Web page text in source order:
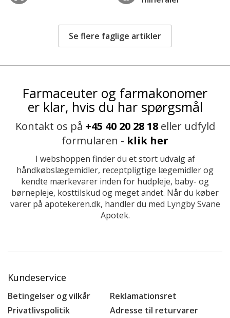
Se flere faglige artikler
Farmaceuter og farmakonomer
er klar, hvis du har spørgsmål
Kontakt os på +45 40 20 28 18eller udfyld
formularen - klik her
I webshoppen finder du et stort udvalg af
håndkøbslægemidler, receptpligtige lægemidler og
kendte mærkevarer inden for hudpleje, baby- og
børnepleje, kosttilskud og meget andet. Når du køber
varer på apotekeren.dk, handler du med Lyngby Svane
Apotek.
Kundeservice
Betingelser og vilkår
Privatlivspolitik
Reklamationsret
Adresse til returvarer